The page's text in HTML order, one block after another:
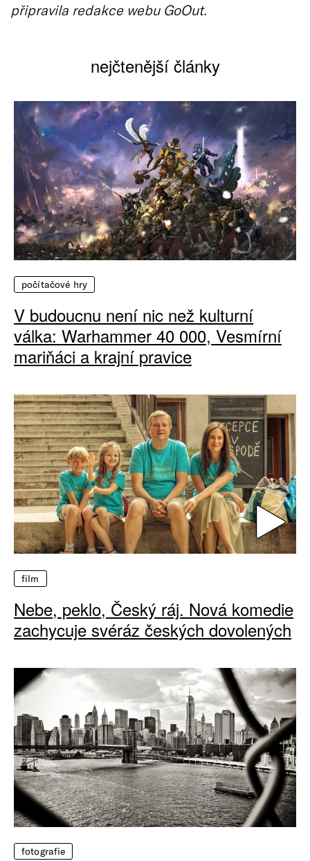
připravila redakce webu GoOut.
nejčtenější články
počítačové hry
V budoucnu není nic než kulturní
válka: Warhammer 40 000, Vesmírní
mariňáci a krajní pravice
film
Nebe, peklo, Český ráj. Nová komedie
zachycuje svéráz českých dovolených
fotografie